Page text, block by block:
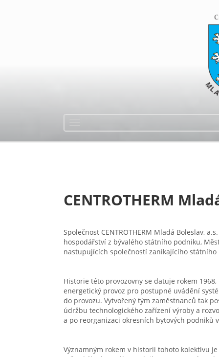
CENTROTHERM
Společnost CENTROTHERM Mladá Boleslav,
hospodářství z bývalého státního podniku,
nastupujících společností zanikajícího státního
Historie této provozovny se datuje rokem
energetický provoz pro postupné uvádění
do provozu. Vytvořený tým zaměstnanců tak
údržbu technologického zařízení výroby a
a po reorganizaci okresních bytových podniků
Významným rokem v historii tohoto kolektivu